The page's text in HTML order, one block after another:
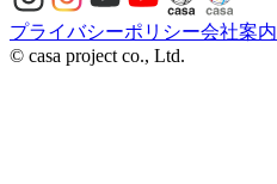
プライバシーポリシー会社案内
© casa project co., Ltd.